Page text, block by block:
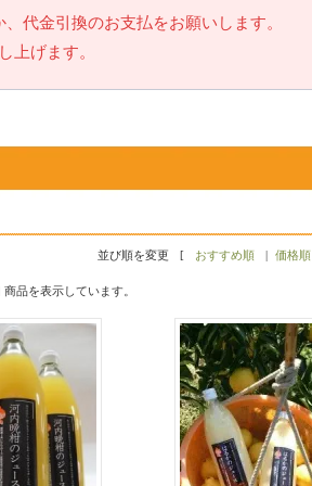
代金引換のお支払をお願いします。
上げます。
並び順を変更 [ おすすめ順 | 価格順
商品を表示しています。